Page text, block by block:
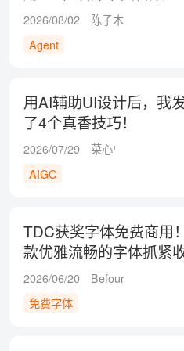
2026/08/02
陈子木
Agent
用AI辅助UI设计后，我
了4个真香技巧！
2026/07/29
菜心¹
AIGC
TDC获奖字体免费商用
款优雅流畅的字体抓紧
藏！
2026/06/20
Befour
免费字体